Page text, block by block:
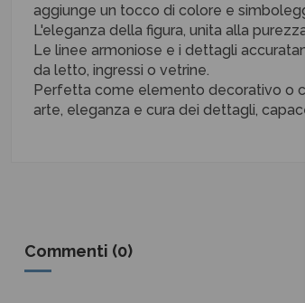
aggiunge un tocco di colore e
L'eleganza della figura, unita alla
Le linee armoniose e i dettagli
da letto, ingressi o vetrine.
Perfetta come elemento decorativo o
arte, eleganza e cura dei dettagli,
Commenti (0)